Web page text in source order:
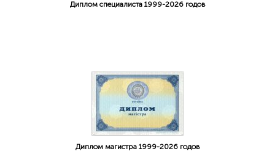
Диплом специалиста 1999-2026 годов
Диплом магистра 1999-2026 годов